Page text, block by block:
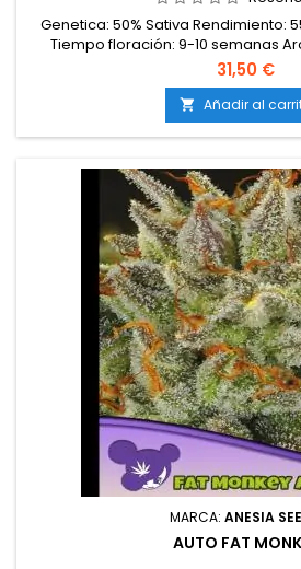
Genetica: 50% Sativa Rendimiento:
Tiempo floración: 9-10 semanas
31,50 €
 Añadir al
MARCA: ANESIA
AUTO FAT